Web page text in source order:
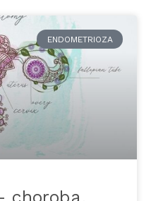
ENDOMETRIOZA